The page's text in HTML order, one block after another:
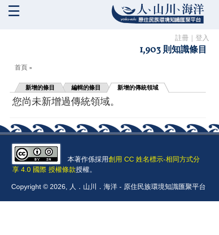
註冊 登入
1,903 則知識條目
☰
您在這裡
首頁 »
新增的條目 編輯的條目 新增的傳統領域
您尚未新增過傳統領域。
本著作係採用創用 CC 姓名標示-相同方式分
享 4.0 國際 授權條款授權。
Copyright © 2026, 人．山川．海洋 - 原住民族環境知識匯聚平台